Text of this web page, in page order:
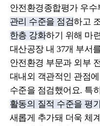
안전환경종합평가 우수
관리 수준을 점검하고
한층 강화하기 위해 마
대산공장 내 37개 부서
안전환경 부문과 외부
대내외 객관적인 관점
수준을 점검했어요. 특
활동의 질적 수준을 평
새롭게 추가돼 더욱 체